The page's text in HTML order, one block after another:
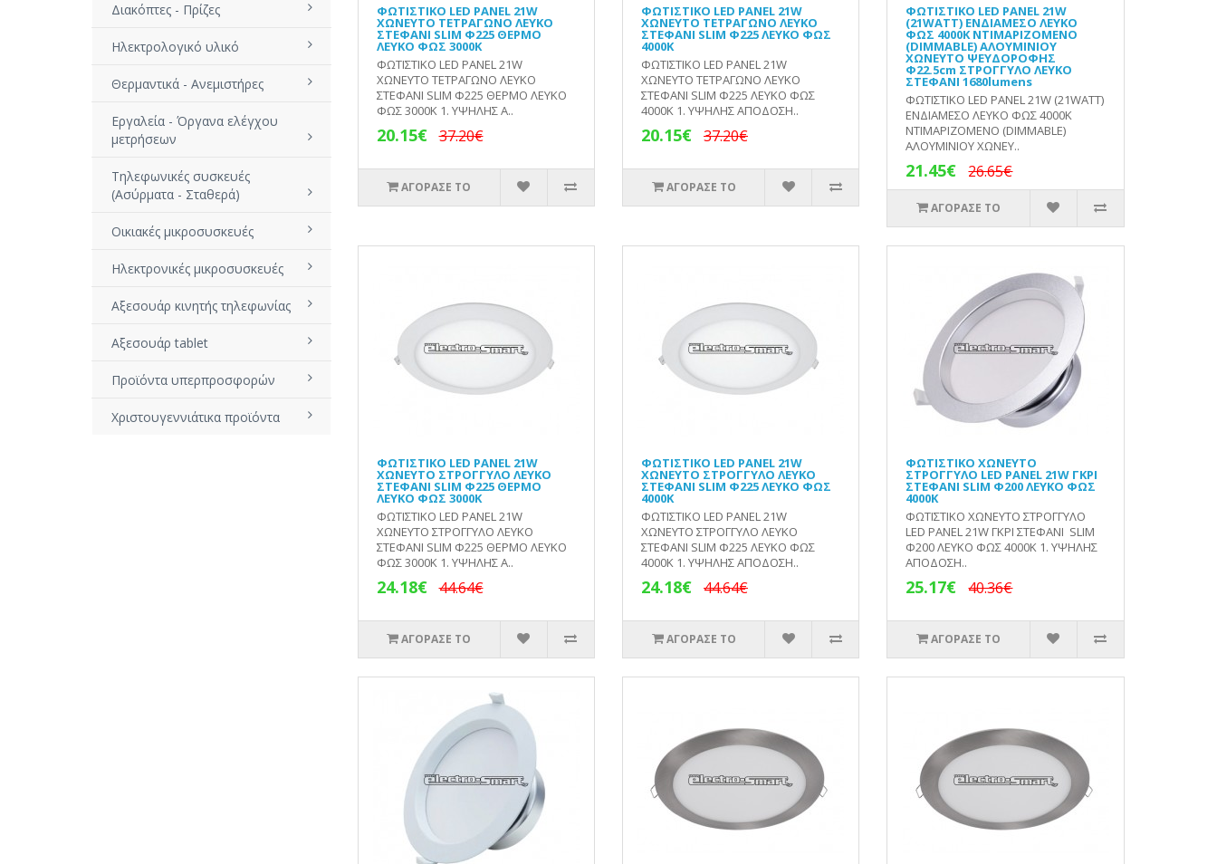
Διακόπτες - Πρίζες
Ηλεκτρολογικό υλικό
Θερμαντικά - Ανεμιστήρες
Εργαλεία - Όργανα ελέγχου
μετρήσεων
Τηλεφωνικές συσκευές
(Ασύρματα - Σταθερά)
Οικιακές μικροσυσκευές
Ηλεκτρονικές μικροσυσκευές
Αξεσουάρ κινητής τηλεφωνίας
Αξεσουάρ tablet
Προϊόντα υπερπροσφορών
Χριστουγεννιάτικα προϊόντα
ΦΩΤΙΣΤΙΚΟ LED PANEL 21W
ΧΩΝΕΥΤΟ ΤΕΤΡΑΓΩΝΟ ΛΕΥΚΟ
ΣΤΕΦΑΝΙ SLIM Φ225 ΘΕΡΜΟ
ΛΕΥΚΟ ΦΩΣ 3000Κ
ΦΩΤΙΣΤΙΚΟ LED PANEL 21W
ΧΩΝΕΥΤΟ ΤΕΤΡΑΓΩΝΟ ΛΕΥΚΟ
ΣΤΕΦΑΝΙ SLIM Φ225 ΘΕΡΜΟ ΛΕΥΚΟ
ΦΩΣ 3000Κ 1. ΥΨΗΛΗΣ Α..
20.15€ 37.20€
ΑΓΟΡΑΣΕ ΤΟ
ΦΩΤΙΣΤΙΚΟ LED PANEL 21W
ΧΩΝΕΥΤΟ ΤΕΤΡΑΓΩΝΟ ΛΕΥΚΟ
ΣΤΕΦΑΝΙ SLIM Φ225 ΛΕΥΚΟ ΦΩΣ
4000Κ
ΦΩΤΙΣΤΙΚΟ LED PANEL 21W
ΧΩΝΕΥΤΟ ΤΕΤΡΑΓΩΝΟ ΛΕΥΚΟ
ΣΤΕΦΑΝΙ SLIM Φ225 ΛΕΥΚΟ ΦΩΣ
4000Κ 1. ΥΨΗΛΗΣ ΑΠΟΔΟΣΗ..
20.15€ 37.20€
ΑΓΟΡΑΣΕ ΤΟ
ΦΩΤΙΣΤΙΚΟ LED PANEL 21W
(21WATT) ΕΝΔΙΑΜΕΣΟ ΛΕΥΚΟ
ΦΩΣ 4000K ΝΤΙΜΑΡΙΖΟΜΕΝΟ
(DIMMABLE) ΑΛΟΥΜΙΝΙΟΥ
ΧΩΝΕΥΤΟ ΨΕΥΔΟΡΟΦΗΣ
Φ22.5cm ΣΤΡΟΓΓΥΛΟ ΛΕΥΚΟ
ΣΤΕΦΑΝΙ 1680lumens
ΦΩΤΙΣΤΙΚΟ LED PANEL 21W (21WATT)
ΕΝΔΙΑΜΕΣΟ ΛΕΥΚΟ ΦΩΣ 4000K
ΝΤΙΜΑΡΙΖΟΜΕΝΟ (DIMMABLE)
ΑΛΟΥΜΙΝΙΟΥ ΧΩΝΕΥ..
21.45€ 26.65€
ΑΓΟΡΑΣΕ ΤΟ
ΦΩΤΙΣΤΙΚΟ LED PANEL 21W
ΧΩΝΕΥΤΟ ΣΤΡΟΓΓΥΛΟ ΛΕΥΚΟ
ΣΤΕΦΑΝΙ SLIM Φ225 ΘΕΡΜΟ
ΛΕΥΚΟ ΦΩΣ 3000Κ
ΦΩΤΙΣΤΙΚΟ LED PANEL 21W
ΧΩΝΕΥΤΟ ΣΤΡΟΓΓΥΛΟ ΛΕΥΚΟ
ΣΤΕΦΑΝΙ SLIM Φ225 ΘΕΡΜΟ ΛΕΥΚΟ
ΦΩΣ 3000Κ 1. ΥΨΗΛΗΣ Α..
24.18€ 44.64€
ΑΓΟΡΑΣΕ ΤΟ
ΦΩΤΙΣΤΙΚΟ LED PANEL 21W
ΧΩΝΕΥΤΟ ΣΤΡΟΓΓΥΛΟ ΛΕΥΚΟ
ΣΤΕΦΑΝΙ SLIM Φ225 ΛΕΥΚΟ ΦΩΣ
4000Κ
ΦΩΤΙΣΤΙΚΟ LED PANEL 21W
ΧΩΝΕΥΤΟ ΣΤΡΟΓΓΥΛΟ ΛΕΥΚΟ
ΣΤΕΦΑΝΙ SLIM Φ225 ΛΕΥΚΟ ΦΩΣ
4000Κ 1. ΥΨΗΛΗΣ ΑΠΟΔΟΣΗ..
24.18€ 44.64€
ΑΓΟΡΑΣΕ ΤΟ
ΦΩΤΙΣΤΙΚΟ ΧΩΝΕΥΤΟ
ΣΤΡΟΓΓΥΛΟ LED PANEL 21W ΓΚΡΙ
ΣΤΕΦΑΝΙ SLIM Φ200 ΛΕΥΚΟ ΦΩΣ
4000Κ
ΦΩΤΙΣΤΙΚΟ ΧΩΝΕΥΤΟ ΣΤΡΟΓΓΥΛΟ
LED PANEL 21W ΓΚΡΙ ΣΤΕΦΑΝΙ SLIM
Φ200 ΛΕΥΚΟ ΦΩΣ 4000Κ 1. ΥΨΗΛΗΣ
ΑΠΟΔΟΣΗ..
25.17€ 40.36€
ΑΓΟΡΑΣΕ ΤΟ